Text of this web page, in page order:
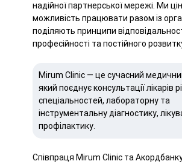
надійної партнерської мережі. Ми
можливість працювати разом із
поділяють принципи
професійності та постійного
Mirum Clinic — це сучасний
який поєднує консультації лікарів
спеціальностей, лабораторну та
інструментальну діагностику,
профілактику.
Співпраця Mirum Clinic та